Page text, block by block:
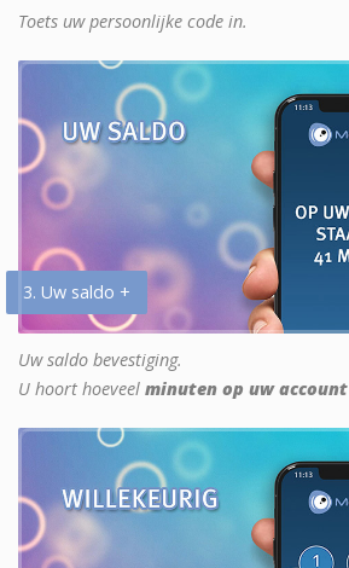
Toets uw persoonlijke code in.
3. Uw saldo +
Uw saldo bevestiging.
U hoort hoeveel minuten op uw account